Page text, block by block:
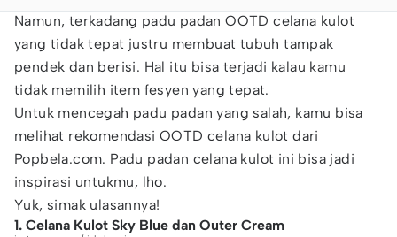
Namun, terkadang padu padan OOTD celana kulot
yang tidak tepat justru membuat tubuh tampak
pendek dan berisi. Hal itu bisa terjadi kalau kamu
tidak memilih item fesyen yang tepat.
Untuk mencegah padu padan yang salah, kamu bisa
melihat rekomendasi OOTD celana kulot dari
Popbela.com. Padu padan celana kulot ini bisa jadi
inspirasi untukmu, lho.
Yuk, simak ulasannya!
1. Celana Kulot Sky Blue dan Outer Cream